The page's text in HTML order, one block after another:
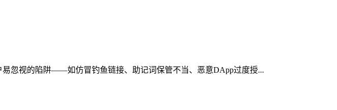
易忽视的陷阱——如仿冒钓鱼链接、助记词保管不当、恶意DApp过度授...